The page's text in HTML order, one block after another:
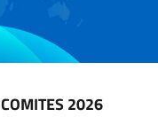
2026